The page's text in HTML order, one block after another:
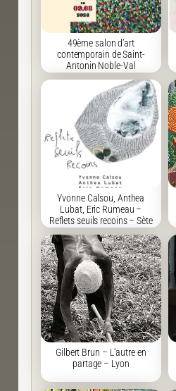
49ème salon d’art
contemporain de Saint-
Antonin Noble-Val
Yvonne Calsou, Anthea
Lubat, Eric Rumeau –
Reflets seuils recoins – Sète
Gilbert Brun – L’autre en
partage – Lyon